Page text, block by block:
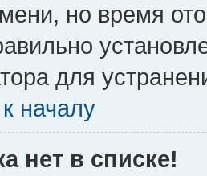
но время
для
началу
нет в списке!